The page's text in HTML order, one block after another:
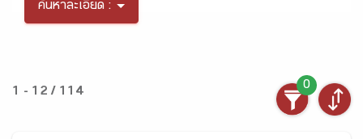
ค้นหาละเอียด :
1 - 12 / 114
0